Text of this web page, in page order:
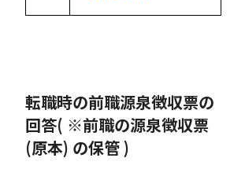
転職時の前職源泉徴収票の
回答( ※前職の源泉徴収票
(原本) の保管 )